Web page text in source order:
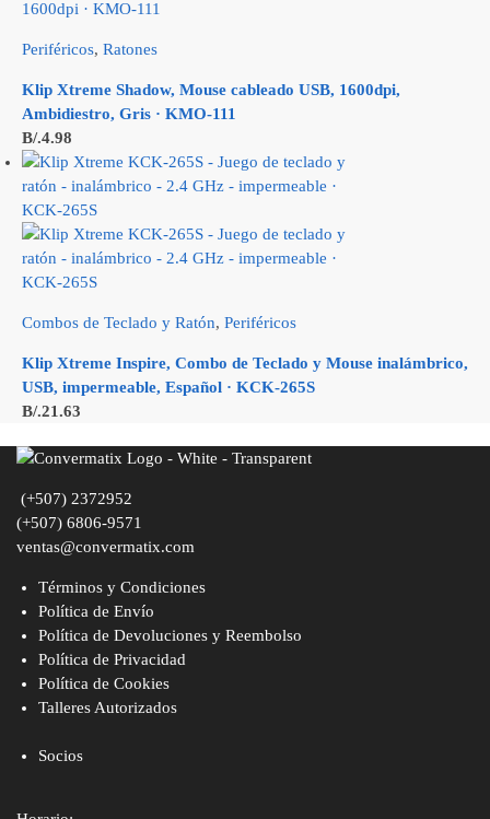
Periféricos, Ratones
Klip Xtreme Shadow, Mouse cableado USB, 1600dpi,
Ambidiestro, Gris · KMO-111
B/.4.98
Combos de Teclado y Ratón, Periféricos
Klip Xtreme Inspire, Combo de Teclado y Mouse inalámbrico,
USB, impermeable, Español · KCK-265S
B/.21.63
(+507) 2372952
(+507) 6806-9571
ventas@convermatix.com
Términos y Condiciones
Política de Envío
Política de Devoluciones y Reembolso
Política de Privacidad
Política de Cookies
Talleres Autorizados
Socios